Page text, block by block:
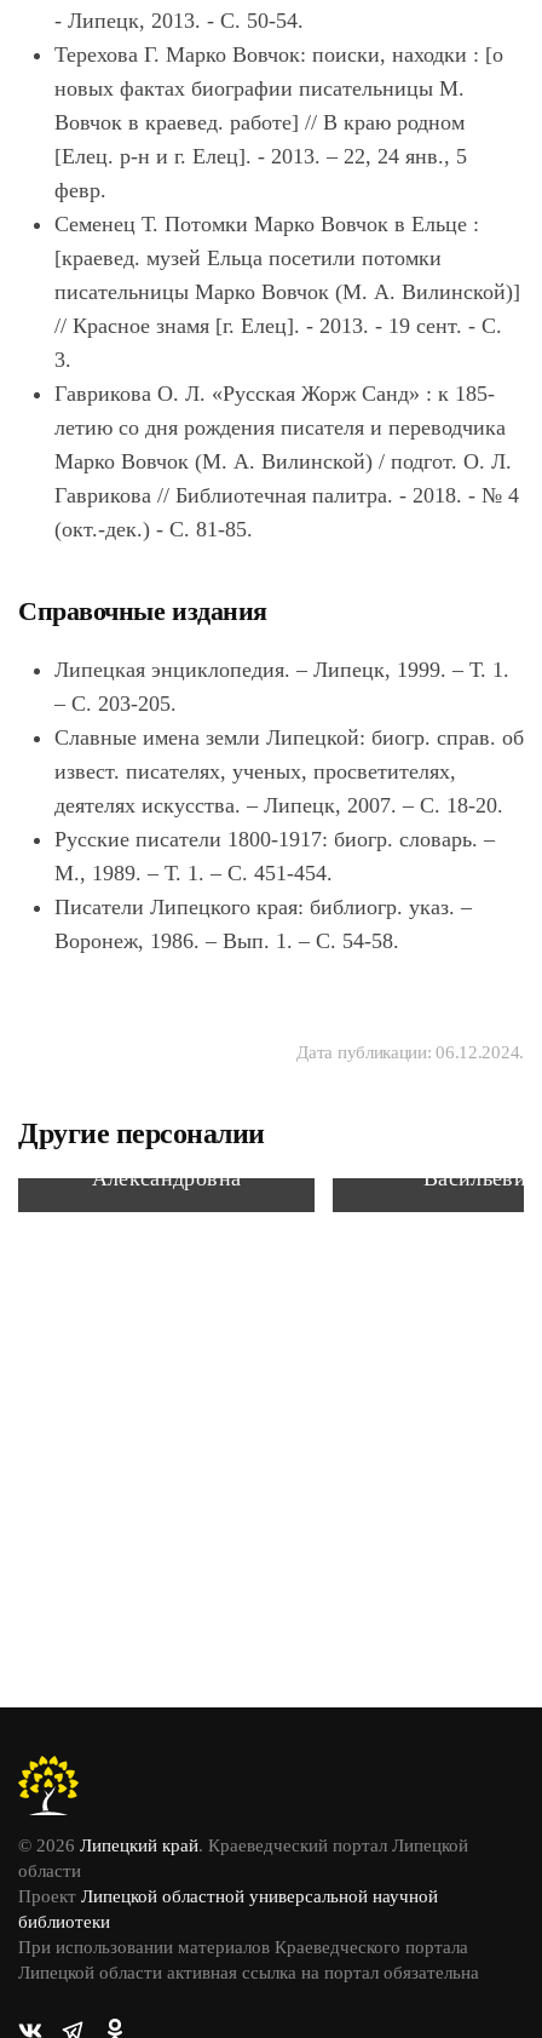
- Липецк, 2013. - С. 50-54.
Терехова Г. Марко Вовчок: поиски, находки : [о
новых фактах биографии писательницы М.
Вовчок в краевед. работе] // В краю родном
[Елец. р-н и г. Елец]. - 2013. – 22, 24 янв., 5
февр.
Семенец Т. Потомки Марко Вовчок в Ельце :
[краевед. музей Ельца посетили потомки
писательницы Марко Вовчок (М. А. Вилинской)]
// Красное знамя [г. Елец]. - 2013. - 19 сент. - С.
3.
Гаврикова О. Л. «Русская Жорж Санд» : к 185-
летию со дня рождения писателя и переводчика
Марко Вовчок (М. А. Вилинской) / подгот. О. Л.
Гаврикова // Библиотечная палитра. - 2018. - № 4
(окт.-дек.) - С. 81-85.
Справочные издания
Липецкая энциклопедия. – Липецк, 1999. – Т. 1.
– С. 203-205.
Славные имена земли Липецкой: биогр. справ. об
извест. писателях, ученых, просветителях,
деятелях искусства. – Липецк, 2007. – С. 18-20.
Русские писатели 1800-1917: биогр. словарь. –
М., 1989. – Т. 1. – С. 451-454.
Писатели Липецкого края: библиогр. указ. –
Воронеж, 1986. – Вып. 1. – С. 54-58.
Дата публикации:06.12.2024.
Другие персоналии
Алексеева Тамара
Александровна
Васильевич
© 2026 Липецкий край. Краеведческий портал Липецкой
области
Проект Липецкой областной универсальной научной
библиотеки
При использовании материалов Краеведческого портала
Липецкой области активная ссылка на портал обязательна